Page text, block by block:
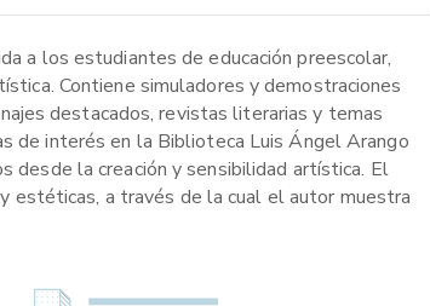
a los estudiantes de educación preescolar,
Contiene simuladores y demostraciones
destacados, revistas literarias y temas
de interés en la Biblioteca Luis Ángel Arango
desde la creación y sensibilidad artística. El
estéticas, a través de la cual el autor muestra